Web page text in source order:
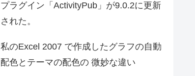
プラグイン「ActivityPub」が9.0.2に更新
された。
私のExcel 2007 で作成したグラフの自動
配色とテーマの配色の 微妙な違い